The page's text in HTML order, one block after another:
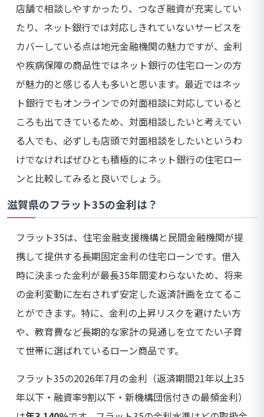
店舗で相談しやすかったり、つなぎ融資が充実してい
たり、ネット銀行では対応しきれていないサービスを
カバーしている点は地元金融機関の魅力ですが、金利
や疾病保障の商品性ではネット銀行の住宅ローンの方
が魅力的と感じる人も多いと思います。最近ではネッ
ト銀行でもオンラインでの対面相談に対応していると
ころも出てきているため、対面相談したいと考えてい
る人でも、必ずしも店頭で対面相談をしたいというわ
けでなければぜひとも積極的にネット銀行の住宅ロー
ンと比較してみると良いでしょう。
滋賀県のフラット35の金利は？
フラット35は、住宅金融支援機構と民間金融機関が提
携して提供する長期固定金利の住宅ローンです。借入
時に決まった金利が最長35年間変わらないため、将来
の金利変動に左右されず安定した返済計画を立てるこ
とができます。特に、金利の上昇リスクを避けたい方
や、教育費など長期的な家計の見通しを立てたい子育
て世帯に選ばれているローン商品です。
フラット35の2026年7月の金利（返済期間21年以上35
年以下・融資率9割以下・新機構団信付きの最頻金利）